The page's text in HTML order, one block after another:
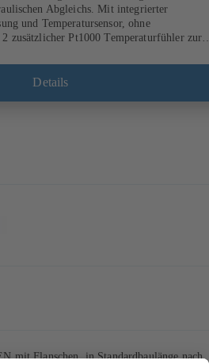
Abgleichs. Mit integrierter
und Temperatursensor, ohne
zusätzlicher Pt1000 Temperaturfühler zur
Durchfluss, Temperatur, Leistung),
(Delta-T-Management und
Details
mit Flanschen, in Standardbaulänge nach